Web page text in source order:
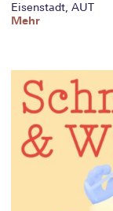
Eisenstadt, AUT
Mehr